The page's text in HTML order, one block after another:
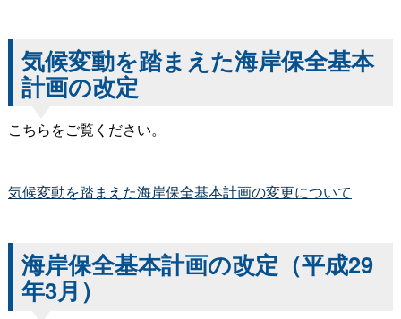
気候変動を踏まえた海岸保全基本
計画の改定
こちらをご覧ください。
気候変動を踏まえた海岸保全基本計画の変更について
海岸保全基本計画の改定（平成29
年3月）